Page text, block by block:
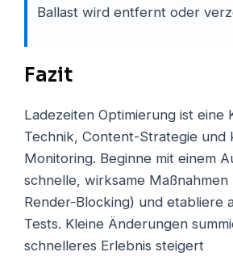
Ballast wird entfernt oder
Fazit
Ladezeiten Optimierung ist eine
Technik, Content-Strategie und
Monitoring. Beginne mit einem
schnelle, wirksame Maßnahmen
Render-Blocking) und etabliere
Tests. Kleine Änderungen
schnelleres Erlebnis steigert